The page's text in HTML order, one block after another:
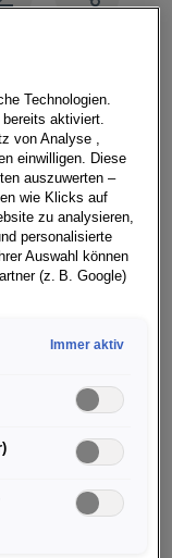
Technologien.
aktiviert.
von Analyse ,
einwilligen. Diese
auszuwerten –
wie Klicks auf
zu analysieren,
personalisierte
Auswahl können
(z. B. Google)
Daten an
In den USA besteht
können nicht
Kommission.
Immer aktiv